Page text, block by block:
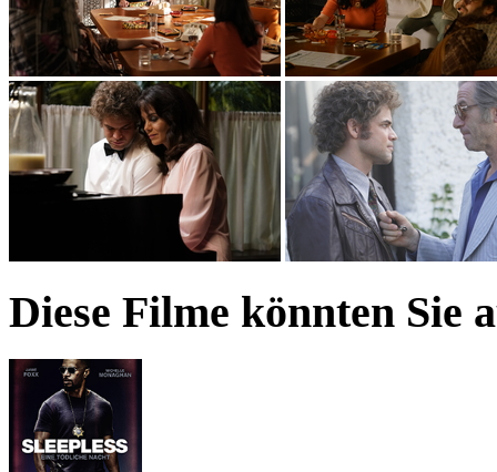
Diese Filme könnten Sie